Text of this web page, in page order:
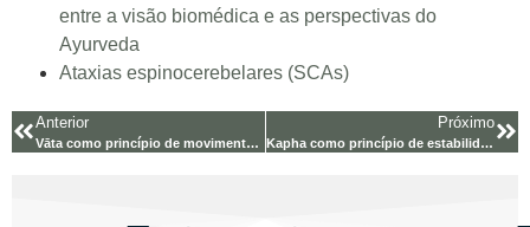
entre a visão biomédica e as perspectivas do
Ayurveda
Ataxias espinocerebelares (SCAs)
Anterior
Vāta como princípio de movimento — entendendo Vyāna, Prāṇa e Apāna Vāyu segundo o Ayurveda
Próximo
Kapha como princípio de estabilidade — entendendo Avalambaka, Kledaka e Bodhaka Kapha segundo o Ayurveda